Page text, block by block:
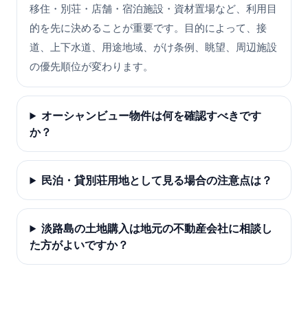
移住・別荘・店舗・宿泊施設・資材置場など、利用目
的を先に決めることが重要です。目的によって、接
道、上下水道、用途地域、がけ条例、眺望、周辺施設
の優先順位が変わります。
オーシャンビュー物件は何を確認すべきです
か？
民泊・貸別荘用地として見る場合の注意点は？
淡路島の土地購入は地元の不動産会社に相談し
た方がよいですか？